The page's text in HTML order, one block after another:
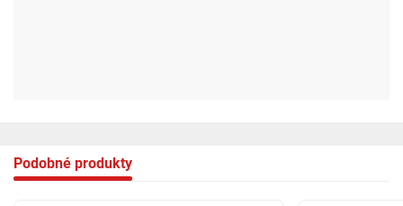
Podobné produkty